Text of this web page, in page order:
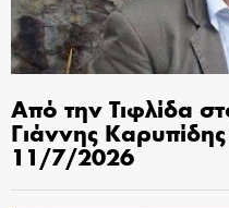
Από την Τιφλίδα
Γιάννης
11/7/2026